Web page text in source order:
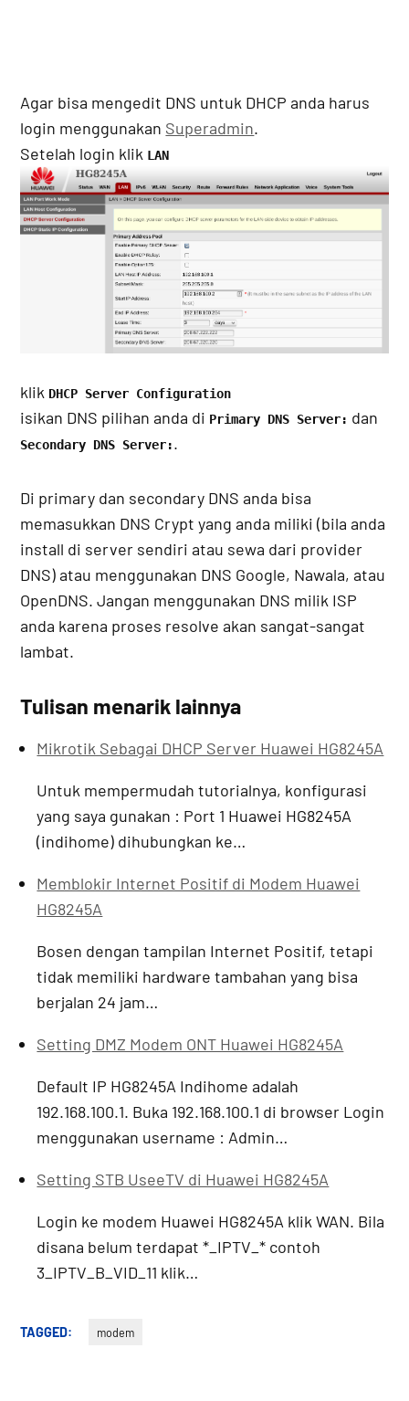
Agar bisa mengedit DNS untuk DHCP anda harus
login menggunakan Superadmin.
Setelah login klik LAN
klik DHCP Server Configuration
isikan DNS pilihan anda di Primary DNS Server: dan
Secondary DNS Server:.
Di primary dan secondary DNS anda bisa
memasukkan DNS Crypt yang anda miliki (bila anda
install di server sendiri atau sewa dari provider
DNS) atau menggunakan DNS Google, Nawala, atau
OpenDNS. Jangan menggunakan DNS milik ISP
anda karena proses resolve akan sangat-sangat
lambat.
Tulisan menarik lainnya
Mikrotik Sebagai DHCP Server Huawei HG8245A
Untuk mempermudah tutorialnya, konfigurasi
yang saya gunakan : Port 1 Huawei HG8245A
(indihome) dihubungkan ke…
Memblokir Internet Positif di Modem Huawei
HG8245A
Bosen dengan tampilan Internet Positif, tetapi
tidak memiliki hardware tambahan yang bisa
berjalan 24 jam…
Setting DMZ Modem ONT Huawei HG8245A
Default IP HG8245A Indihome adalah
192.168.100.1. Buka 192.168.100.1 di browser Login
menggunakan username : Admin…
Setting STB UseeTV di Huawei HG8245A
Login ke modem Huawei HG8245A klik WAN. Bila
disana belum terdapat *_IPTV_* contoh
3_IPTV_B_VID_11 klik…
TAGGED: modem